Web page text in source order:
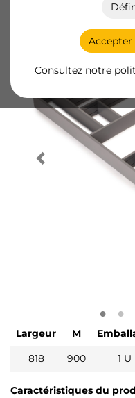
Accepter
Consultez notre
Largeur M
818
900 1 U
Caractéristiques du